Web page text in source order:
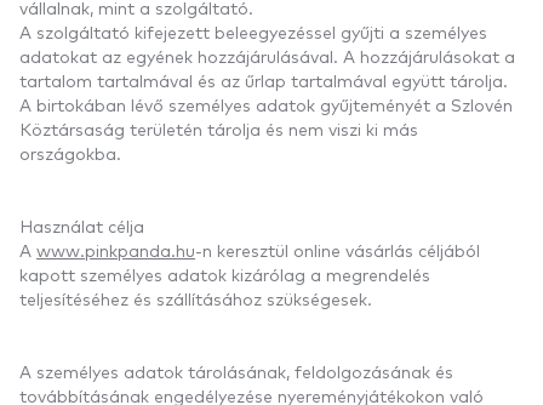
vállalnak, mint a szolgáltató.
A szolgáltató kifejezett beleegyezéssel gyűjti a személyes
adatokat az egyének hozzájárulásával. A hozzájárulásokat a
tartalom tartalmával és az űrlap tartalmával együtt tárolja.
A birtokában lévő személyes adatok gyűjteményét a Szlovén
Köztársaság területén tárolja és nem viszi ki más
országokba.
Használat célja
A www.pinkpanda.hu-n keresztül online vásárlás céljából
kapott személyes adatok kizárólag a megrendelés
teljesítéséhez és szállításához szükségesek.
A személyes adatok tárolásának, feldolgozásának és
továbbításának engedélyezése nyereményjátékokon való